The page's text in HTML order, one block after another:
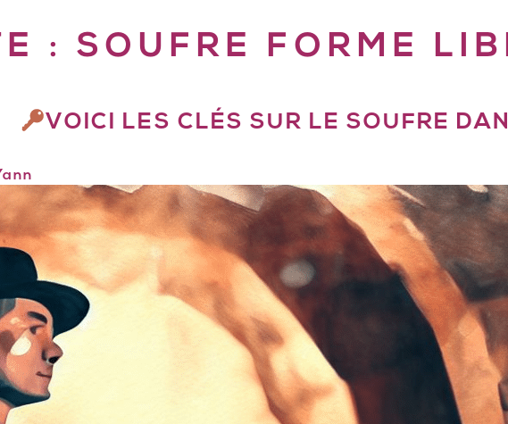
: SOUFRE FORME
VOICI LES CLÉS SUR LE SOUFRE